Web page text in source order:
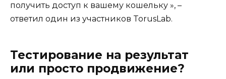
получить доступ к вашему кошельку », –
ответил один из участников TorusLab.
Тестирование на результат
или просто продвижение?